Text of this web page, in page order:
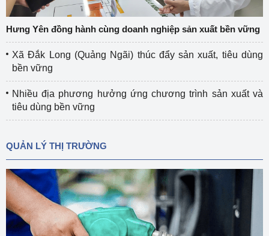
Hưng Yên đồng hành cùng doanh nghiệp sản xuất bền vững
Xã Đắk Long (Quảng Ngãi) thúc đẩy sản xuất, tiêu dùng
bền vững
Nhiều địa phương hưởng ứng chương trình sản xuất và
tiêu dùng bền vững
QUẢN LÝ THỊ TRƯỜNG